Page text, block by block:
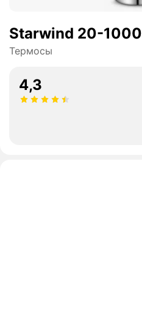
Starwind 20-1000
Термосы
4,3